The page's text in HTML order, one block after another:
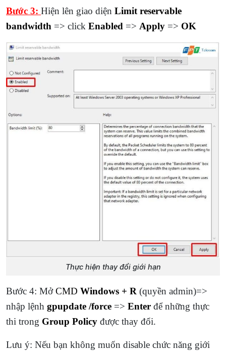
Bước 3: Hiện lên giao diện Limit reservable
bandwidth => click Enabled => Apply => OK
Thực hiện thay đổi giới hạn
Bước 4: MởCMD Windows + R (quyền admin)=>
nhập lệnh gpupdate /force => Enter để những thực
thi trong Group Policy được thay đổi.
Lưu ý: Nếu bạn không muốn disable chức năng giới